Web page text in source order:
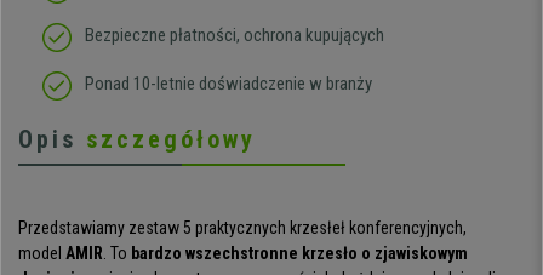
Bezpieczne płatności, ochrona kupujących
Ponad 10-letnie doświadczenie w branży
Opis szczegółowy
Przedstawiamy zestaw 5 praktycznych krzesłeł konferencyjnych,
model AMIR . To bardzo wszechstronne krzesło o zjawiskowym